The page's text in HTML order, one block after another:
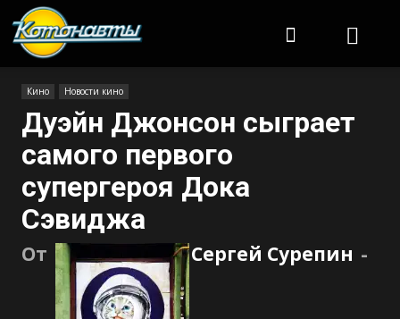
Кино Новости кино
Дуэйн Джонсон сыграет
самого первого
супергероя Дока
Сэвиджа
От Сергей Сурепин -